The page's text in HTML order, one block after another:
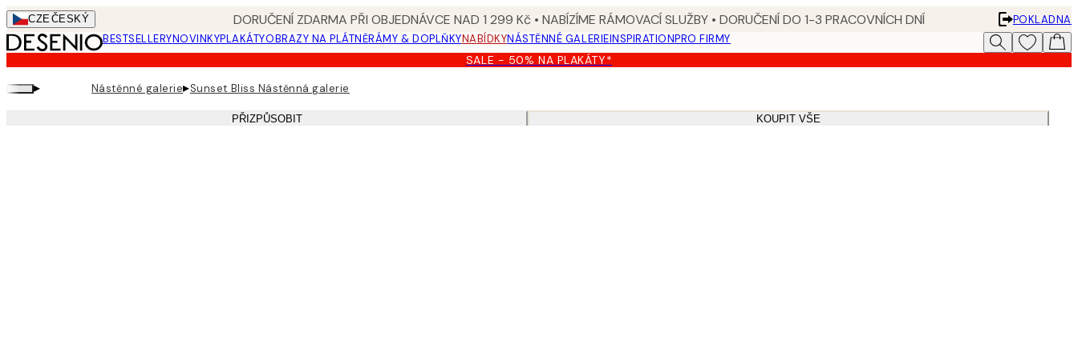
Skip
to
main
content.
CZEČESKÝ DORUČENÍ ZDARMA PŘI OBJEDNÁVCE NAD 1 299 Kč • NABÍZÍME RÁMOVACÍ SLUŽBY • DORUČENÍ DO 1-3 PRACOVNÍCH DNÍ
POKLADNA
BESTSELLERYNOVINKYPLAKÁTYOBRAZY NA PLÁTNĚRÁMY & DOPLŇKYNABÍDKYNÁSTĚNNÉ GALERIEINSPIRATIONPRO FIRMY
SALE - 50% NA PLAKÁTY*
▸ Nástěnné galerie▸Sunset Bliss Nástěnná galerie
PŘIZPŮSOBIT KOUPIT VŠE